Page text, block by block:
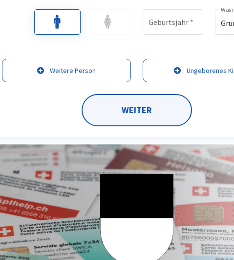
Geburtsjahr *
Was
Weitere Person Ungeborenes
WEITER